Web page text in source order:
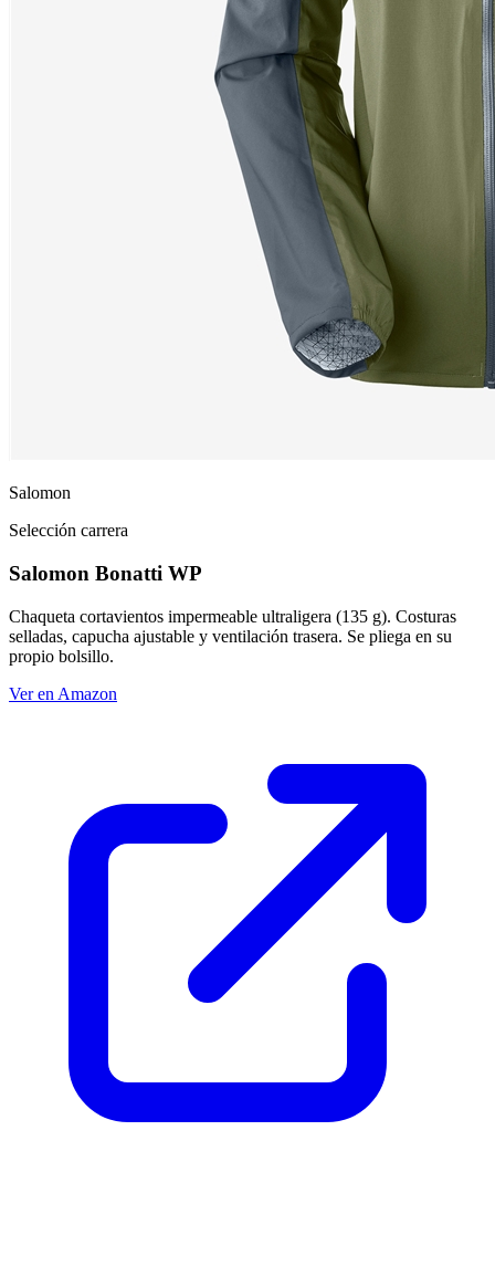
Salomon
Selección carrera
Salomon Bonatti WP
Chaqueta cortavientos impermeable ultraligera (135 g). Costuras
selladas, capucha ajustable y ventilación trasera. Se pliega en su
propio bolsillo.
Ver en Amazon